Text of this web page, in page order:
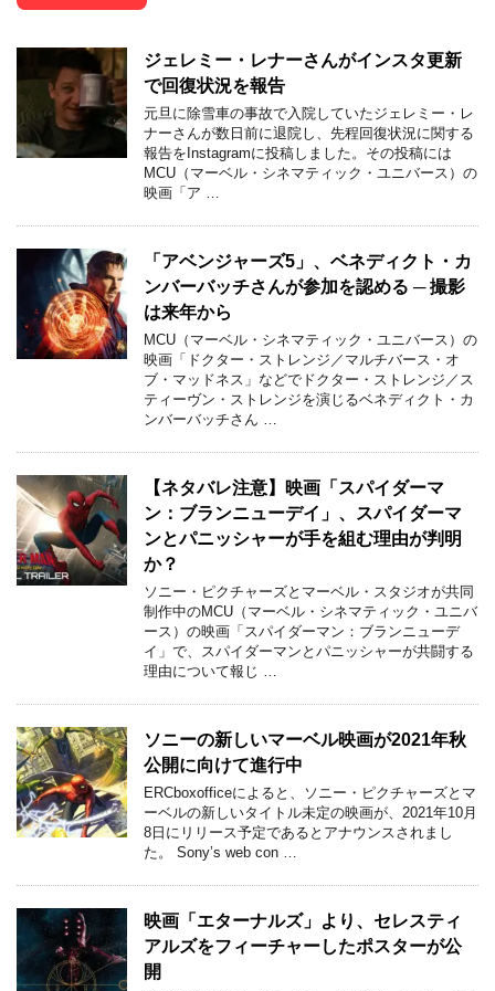
ジェレミー・レナーさんがインスタ更新
で回復状況を報告
元旦に除雪車の事故で入院していたジェレミー・レ
ナーさんが数日前に退院し、先程回復状況に関する
報告をInstagramに投稿しました。その投稿には
MCU（マーベル・シネマティック・ユニバース）の
映画「ア …
「アベンジャーズ5」、ベネディクト・カ
ンバーバッチさんが参加を認める ─ 撮影
は来年から
MCU（マーベル・シネマティック・ユニバース）の
映画「ドクター・ストレンジ／マルチバース・オ
ブ・マッドネス」などでドクター・ストレンジ／ス
ティーヴン・ストレンジを演じるベネディクト・カ
ンバーバッチさん …
【ネタバレ注意】映画「スパイダーマ
ン：ブランニューデイ」、スパイダーマ
ンとパニッシャーが手を組む理由が判明
か？
ソニー・ピクチャーズとマーベル・スタジオが共同
制作中のMCU（マーベル・シネマティック・ユニバ
ース）の映画「スパイダーマン：ブランニューデ
イ」で、スパイダーマンとパニッシャーが共闘する
理由について報じ …
ソニーの新しいマーベル映画が2021年秋
公開に向けて進行中
ERCboxofficeによると、ソニー・ピクチャーズとマ
ーベルの新しいタイトル未定の映画が、2021年10月
8日にリリース予定であるとアナウンスされまし
た。 Sony’s web con …
映画「エターナルズ」より、セレスティ
アルズをフィーチャーしたポスターが公
開